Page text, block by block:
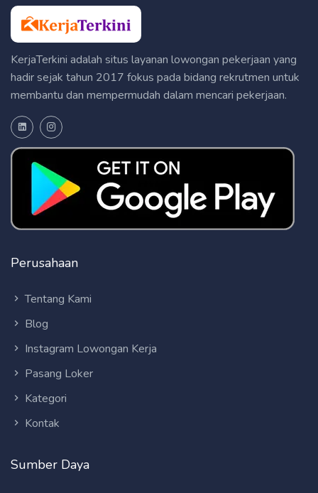
KerjaTerkini adalah situs layanan lowongan pekerjaan yang
hadir sejak tahun 2017 fokus pada bidang rekrutmen untuk
membantu dan mempermudah dalam mencari pekerjaan.
Perusahaan
Tentang Kami
Blog
Instagram Lowongan Kerja
Pasang Loker
Kategori
Kontak
Sumber Daya